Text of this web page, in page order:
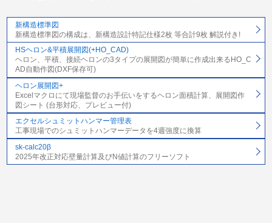
新構造標準図
新構造標準図の構成は、新構造設計特記仕様2枚 等合計9枚 解説付き!
HSヘロン&平積展開図(+HO_CAD)
ヘロン、平積、接続ヘロンの3タイプの展開図が簡単に作成出来るHO_C
AD自動作図(DXF保存可)
ヘロン展開図+
Excelマクロにて現場監督のお手伝いをするヘロン面積計算、展開図作
図シート (台形対応、プレビュー付)
エクセルシュミットハンマー管理表
工事現場でのシュミットハンマーデータを4週強度に換算
sk-calc20β
2025年改正対応壁量計算及びN値計算のフリーソフト